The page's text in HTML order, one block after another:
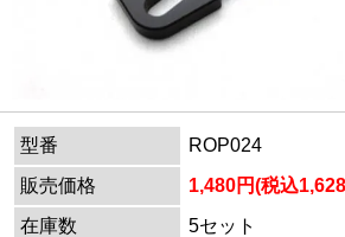
型番
ROP024
販売価格
1,480円(税込
在庫数
5セット